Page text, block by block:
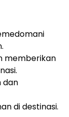
memberikan
dan
di destinasi.